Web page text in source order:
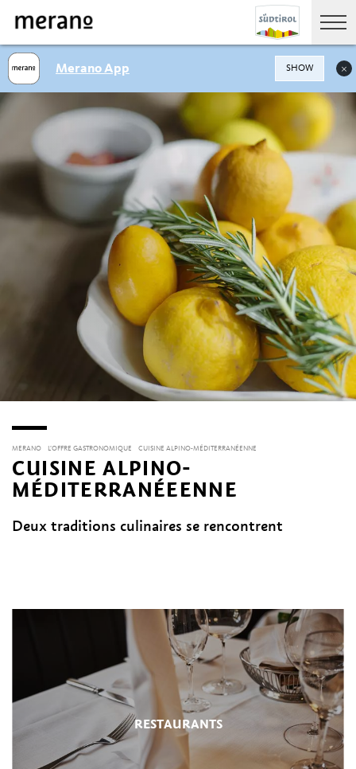
MERANO L’OFFRE GASTRONOMIQUE CUISINE ALPINO-MÉDITERRANÉENNE
CUISINE ALPINO-
MÉDITERRANÉEENNE
Deux traditions culinaires se rencontrent
RESTAURANTS
Merano App SHOW